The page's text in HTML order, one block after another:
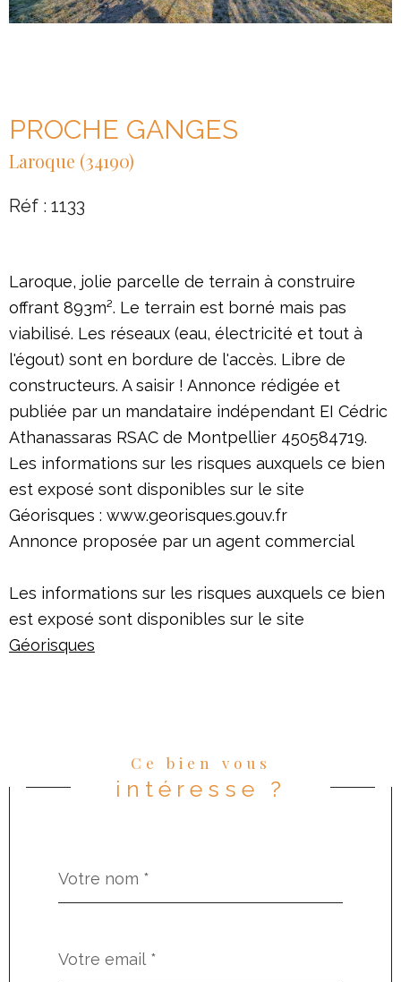
PROCHE GANGES
Laroque (34190)
Réf : 1133
Laroque, jolie parcelle de terrain à construire
offrant 893m². Le terrain est borné mais pas
viabilisé. Les réseaux (eau, électricité et tout à
l'égout) sont en bordure de l'accès. Libre de
constructeurs. A saisir ! Annonce rédigée et
publiée par un mandataire indépendant EI Cédric
Athanassaras RSAC de Montpellier 450584719.
Les informations sur les risques auxquels ce bien
est exposé sont disponibles sur le site
Géorisques : www.georisques.gouv.fr
Annonce proposée par un agent commercial
Les informations sur les risques auxquels ce bien
est exposé sont disponibles sur le site
Géorisques
Ce bien vous
intéresse ?
par
*
*